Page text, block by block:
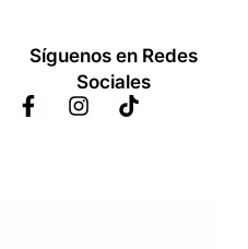
Síguenos en Redes
Sociales